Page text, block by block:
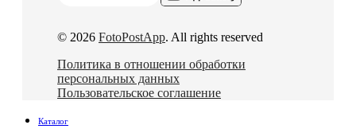
© 2026 FotoPostApp. All rights reserved
Политика в отношении обработки
персональных данных
Пользовательское соглашение
Каталог